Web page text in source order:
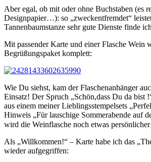
Aber egal, ob mit oder ohne Buchstaben (es
Designpapier…): so „zweckentfremdet“
Tannenbaumstanze sehr gute Dienste finde
Mit passender Karte und einer Flasche Wein
Begrüßungspaket komplett:
Wie Du siehst, kam der Flaschenanhänger
Einsatz! Der Spruch „Schön,dass Du da bist
aus einem meiner Lieblingsstempelsets
Hinweis „Für lauschige Sommerabende auf
wird die Weinflasche noch etwas
Als „Willkommen!“ – Karte habe ich das
wieder aufgegriffen: